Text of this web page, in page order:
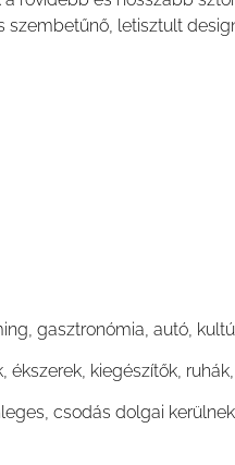
letisztult
gasztronómia, autó,
ékszerek, kiegészítők,
csodás dolgai